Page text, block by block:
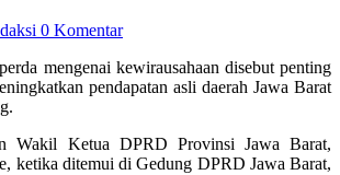
0 Komentar
mengenai kewirausahaan disebut penting
pendapatan asli daerah Jawa Barat
Wakil Ketua DPRD Provinsi Jawa Barat,
ketika ditemui di Gedung DPRD Jawa Barat,